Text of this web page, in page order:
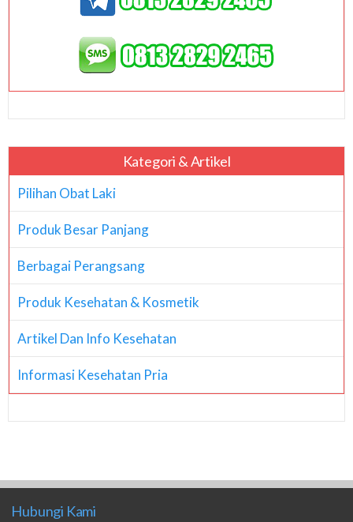
Kategori & Artikel
Pilihan Obat Laki
Produk Besar Panjang
Berbagai Perangsang
Produk Kesehatan & Kosmetik
Artikel Dan Info Kesehatan
Informasi Kesehatan Pria
Hubungi Kami